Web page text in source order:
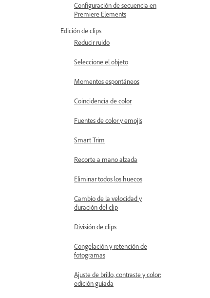
Configuración de secuencia en
Premiere Elements
Edición de clips
Reducir ruido
Seleccione el objeto
Momentos espontáneos
Coincidencia de color
Fuentes de color y emojis
Smart Trim
Recorte a mano alzada
Eliminar todos los huecos
Cambio de la velocidad y
duración del clip
División de clips
Congelación y retención de
fotogramas
Ajuste de brillo, contraste y color:
edición guiada